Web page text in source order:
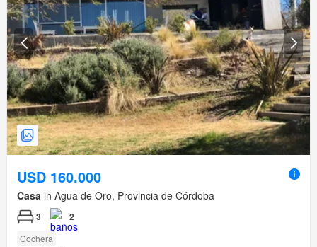
USD 160.000
Casa in Agua de Oro, Provincia de Córdoba
3 2
Cochera